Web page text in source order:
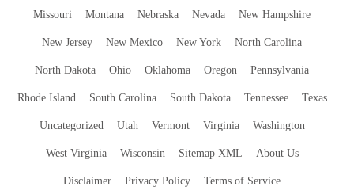
Missouri Montana Nebraska Nevada New Hampshire
New Jersey New Mexico New York North Carolina
North Dakota Ohio Oklahoma Oregon Pennsylvania
Rhode Island South Carolina South Dakota Tennessee Texas
Uncategorized Utah Vermont Virginia Washington
West Virginia Wisconsin Sitemap XML About Us
Disclaimer Privacy Policy Terms of Service